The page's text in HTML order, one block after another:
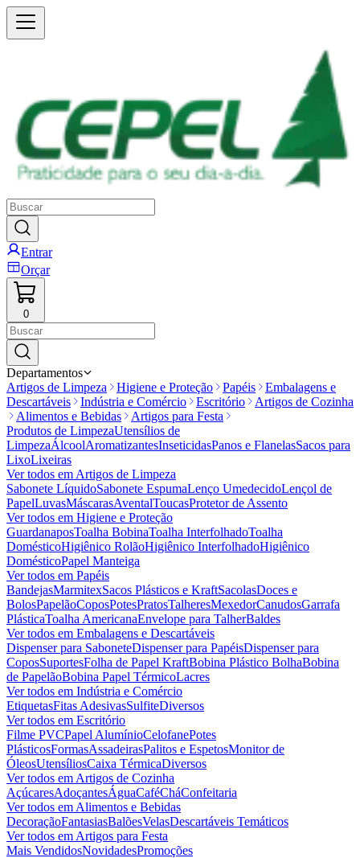
Entrar
Orçar
0
Departamentos
Artigos de Limpeza
Higiene e Proteção Papéis
Embalagens e
Descartáveis
Indústria e Comércio Escritório
Artigos de Cozinha
Alimentos e Bebidas
Artigos para Festa
Produtos de LimpezaUtensílios de
LimpezaÁlcoolAromatizantesInseticidasPanos e FlanelasSacos para
LixoLixeiras
Ver todos em Artigos de Limpeza
Sabonete LíquidoSabonete EspumaLenço UmedecidoLençol de
PapelLuvasMáscarasAventalToucasProtetor de Assento
Ver todos em Higiene e Proteção
GuardanaposToalha BobinaToalha InterfolhadoToalha
DomésticoHigiênico RolãoHigiênico InterfolhadoHigiênico
DomésticoPapel Manteiga
Ver todos em Papéis
BandejasMarmitexSacos Plásticos e KraftSacolasDoces e
BolosPapelãoCoposPotesPratosTalheresMexedorCanudosGarrafa
PlásticaToalha AmericanaEnvelope para TalherBaldes
Ver todos em Embalagens e Descartáveis
Dispenser para SaboneteDispenser para PapéisDispenser para
CoposSuportesFolha de Papel KraftBobina Plástico BolhaBobina
de PapelãoBobina Papel TérmicoLacres
Ver todos em Indústria e Comércio
EtiquetasFitas AdesivasSulfiteDiversos
Ver todos em Escritório
Filme PVCPapel AlumínioCelofanePotes
PlásticosFormasAssadeirasPalitos e EspetosMonitor de
ÓleosUtensíliosCaixa TérmicaDiversos
Ver todos em Artigos de Cozinha
AçúcaresAdoçantesÁguaCaféCháConfeitaria
Ver todos em Alimentos e Bebidas
DecoraçãoFantasiasBalõesVelasDescartáveis Temáticos
Ver todos em Artigos para Festa
Mais VendidosNovidadesPromoções